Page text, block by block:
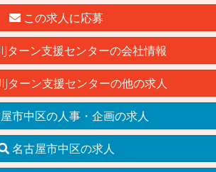
この求人に応募
ターン支援センターの会社情報
ターン支援センターの他の求人
市中区の人事・企画の求人
名古屋市中区の求人